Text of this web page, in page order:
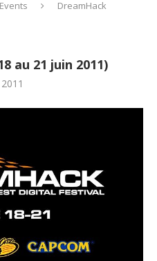
Events
DreamHack
au 21 juin 2011)